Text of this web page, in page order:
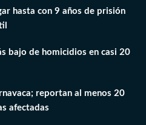
hasta con 9 años de prisión
bajo de homicidios en casi 20
reportan al menos 20
afectadas